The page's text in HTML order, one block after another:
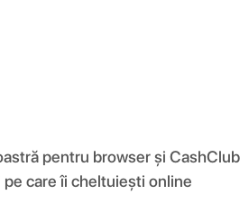
pentru browser și CashClub
care îi cheltuiești online